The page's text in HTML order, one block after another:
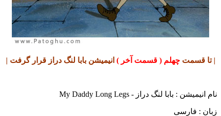
| تا قسمتچهلم ( قسمت آخر ) انیمیشن بابا لنگ دراز قرار گرفت |
نام انیمیشن : بابا لنگ دراز - My Daddy Long Legs
زبان : فارسی